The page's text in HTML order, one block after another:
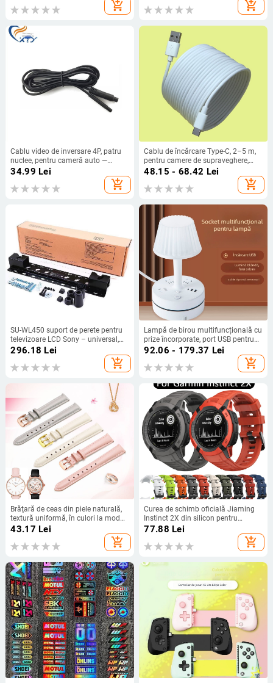
add_shopping_cart add_shopping_cart
Cablu video de inversare 4P, patru
nuclee, pentru cameră auto —
extensie pentru vedere pe spate,
34.99 Lei
add_shopping_cart
Cablu de încărcare Type-C, 2–5 m,
pentru camere de supraveghere,
PVC negru
48.15 - 68.42 Lei
add_shopping_cart
SU-WL450 suport de perete pentru
televizoare LCD Sony – universal,
control mecanic, sarcină 15 kg
296.18 Lei
add_shopping_cart
Lampă de birou multifuncțională cu
prize încorporate, port USB pentru
încărcare, lampă LED pentru
protecția ochilor și funcție de
depozitare
92.06 - 179.37 Lei
add_shopping_cart
Brăţară de ceas din piele naturală,
textură uniformă, în culori la modă,
unisex
43.17 Lei
add_shopping_cart
Curea de schimb oficială Jiaming
Instinct 2X din silicon pentru
Garmin Instinct 2X
77.88 Lei
add_shopping_cart